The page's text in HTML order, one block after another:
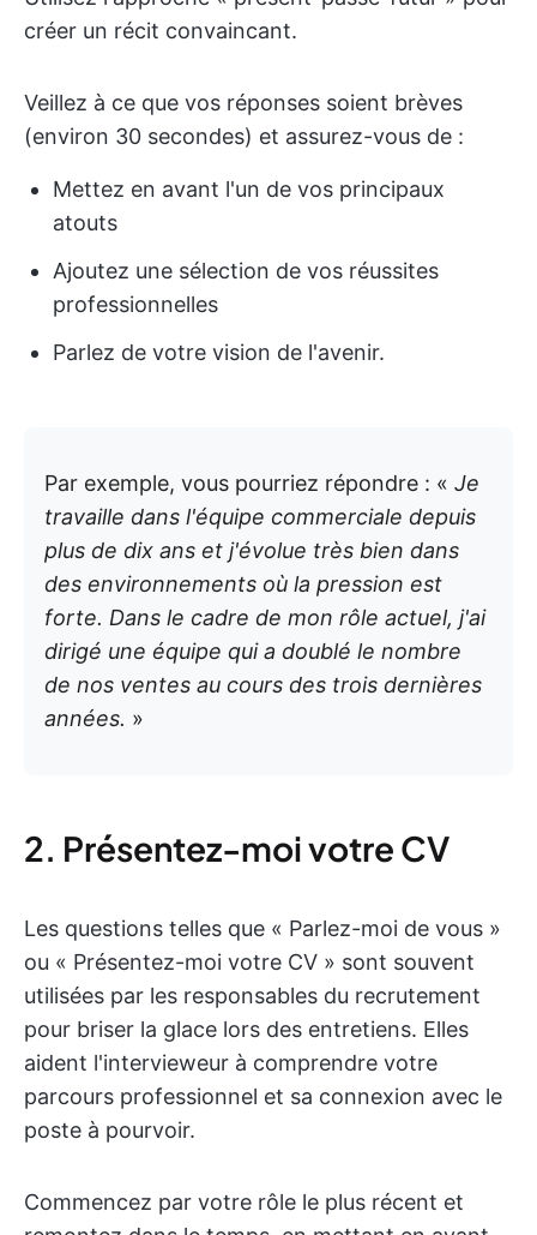
créer un récit convaincant.
Veillez à ce que vos réponses soient brèves
(environ 30 secondes) et assurez-vous de :
Mettez en avant l'un de vos principaux
atouts
Ajoutez une sélection de vos réussites
professionnelles
Parlez de votre vision de l'avenir.
Par exemple, vous pourriez répondre : « Je
travaille dans l'équipe commerciale depuis
plus de dix ans et j'évolue très bien dans
des environnements où la pression est
forte. Dans le cadre de mon rôle actuel, j'ai
dirigé une équipe qui a doublé le nombre
de nos ventes au cours des trois dernières
années. »
2. Présentez-moi votre CV
Les questions telles que « Parlez-moi de vous »
ou « Présentez-moi votre CV » sont souvent
utilisées par les responsables du recrutement
pour briser la glace lors des entretiens. Elles
aident l'intervieweur à comprendre votre
parcours professionnel et sa connexion avec le
poste à pourvoir.
Commencez par votre rôle le plus récent et